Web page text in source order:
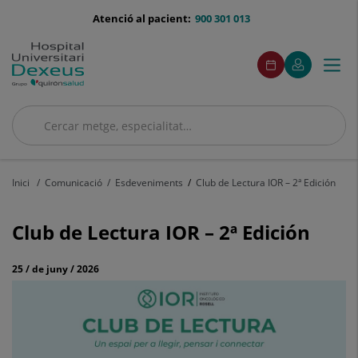
menu-
900 301 013
Atenció al pacient:
Cercar
Cercar
menú
acceso
Demaneu
cita
Aquest
enllaç
s'obrirà
finestra
El
meu
Aquest
enllaç
s'obrirà
finestra
Menú
Inici Comunicació Esdeveniments Club de Lectura IOR – 2ª Edición
Club
Lectura
Club de Lectura IOR – 2ª Edición
25 / de juny / 2026